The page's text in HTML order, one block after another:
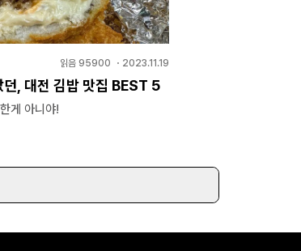
읽음 95900 ・ 2023.11.19
던, 대전 김밥 맛집 BEST 5
게 아니야!